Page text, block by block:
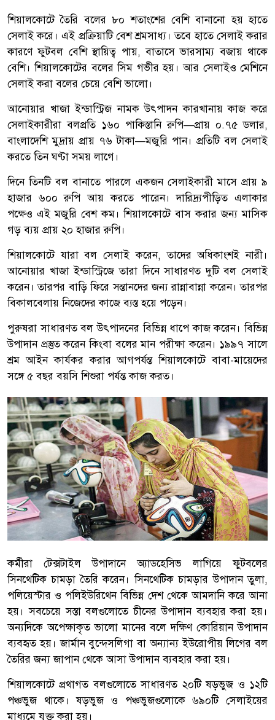
শিয়ালকোটে তৈরি বলের ৮০ শতাংশের বেশি বানানো হয় হাতে
সেলাই করে। এই প্রক্রিয়াটি বেশ শ্রমসাধ্য। তবে হাতে সেলাই করার
কারণে ফুটবল বেশি স্থায়িত্ব পায়, বাতাসে ভারসাম্য বজায় থাকে
বেশি। শিয়ালকোটের বলের সিম গভীর হয়। আর সেলাইও মেশিনে
সেলাই করা বলের চেয়ে বেশি ভালো।
আনোয়ার খাজা ইন্ডাস্ট্রিজ নামক উৎপাদন কারখানায় কাজ করে
সেলাইকারীরা বলপ্রতি ১৬০ পাকিস্তানি রুপি—প্রায় ০.৭৫ ডলার,
বাংলাদেশি মুদ্রায় প্রায় ৭৬ টাকা—মজুরি পান। প্রতিটি বল সেলাই
করতে তিন ঘণ্টা সময় লাগে।
দিনে তিনটি বল বানাতে পারলে একজন সেলাইকারী মাসে প্রায় ৯
হাজার ৬০০ রুপি আয় করতে পারেন। দারিদ্র্যপীড়িত এলাকার
পক্ষেও এই মজুরি বেশ কম। শিয়ালকোটে বাস করার জন্য মাসিক
গড় ব্যয় প্রায় ২০ হাজার রুপি।
শিয়ালকোটে যারা বল সেলাই করেন, তাদের অধিকাংশই নারী।
আনোয়ার খাজা ইন্ডাস্ট্রিজে তারা দিনে সাধারণত দুটি বল সেলাই
করেন। তারপর বাড়ি ফিরে সন্তানদের জন্য রান্নাবান্না করেন। তারপর
বিকালবেলায় নিজেদের কাজে ব্যস্ত হয়ে পড়েন।
পুরুষরা সাধারণত বল উৎপাদনের বিভিন্ন ধাপে কাজ করেন। বিভিন্ন
উপাদান প্রস্তুত করেন কিংবা বলের মান পরীক্ষা করেন। ১৯৯৭ সালে
শ্রম আইন কার্যকর করার আগপর্যন্ত শিয়ালকোটে বাবা-মায়েদের
সঙ্গে ৫ বছর বয়সি শিশুরা পর্যন্ত কাজ করত।
কর্মীরা টেক্সটাইল উপাদানে অ্যাডহেসিভ লাগিয়ে ফুটবলের
সিনথেটিক চামড়া তৈরি করেন। সিনথেটিক চামড়ার উপাদান তুলা,
পলিয়েস্টার ও পলিইউরিথেন বিভিন্ন দেশ থেকে আমদানি করে আনা
হয়। সবচেয়ে সস্তা বলগুলোতে চীনের উপাদান ব্যবহার করা হয়।
অন্যদিকে অপেক্ষাকৃত ভালো মানের বলে দক্ষিণ কোরিয়ান উপাদান
ব্যবহৃত হয়। জার্মান বুন্দেসলিগা বা অন্যান্য ইউরোপীয় লিগের বল
তৈরির জন্য জাপান থেকে আসা উপাদান ব্যবহার করা হয়।
শিয়ালকোটে প্রথাগত বলগুলোতে সাধারণত ২০টি ষড়ভুজ ও ১২টি
পঞ্চভুজ থাকে। ষড়ভুজ ও পঞ্চভুজগুলোকে ৬৯০টি সেলাইয়ের
মাধ্যমে যুক্ত করা হয়।